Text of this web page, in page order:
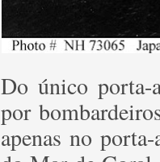
Do único porta-
por
apenas no